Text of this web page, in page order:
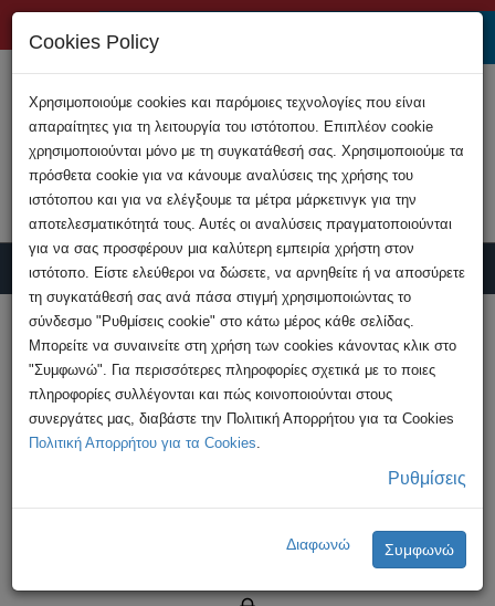
Υποβολή Καταγγελίας
HOME
Ανακοινώσεις
Απάτη για την υποκλοπή λογαριασμών
Instagram
Απάτη για την υποκλοπή
λογαριασμών Instagram
Cookies Policy
Χρησιμοποιούμε cookies και παρόμοιες τεχνολογίες που είναι
απαραίτητες για τη λειτουργία του ιστότοπου. Επιπλέον cookie
χρησιμοποιούνται μόνο με τη συγκατάθεσή σας. Χρησιμοποιούμε τα
πρόσθετα cookie για να κάνουμε αναλύσεις της χρήσης του
ιστότοπου και για να ελέγξουμε τα μέτρα μάρκετινγκ για την
αποτελεσματικότητά τους. Αυτές οι αναλύσεις πραγματοποιούνται
για να σας προσφέρουν μια καλύτερη εμπειρία χρήστη στον
ιστότοπο. Είστε ελεύθεροι να δώσετε, να αρνηθείτε ή να αποσύρετε
τη συγκατάθεσή σας ανά πάσα στιγμή χρησιμοποιώντας το
σύνδεσμο "Ρυθμίσεις cookie" στο κάτω μέρος κάθε σελίδας.
Μπορείτε να συναινείτε στη χρήση των cookies κάνοντας κλικ στο
"Συμφωνώ". Για περισσότερες πληροφορίες σχετικά με το ποιες
πληροφορίες συλλέγονται και πώς κοινοποιούνται στους
συνεργάτες μας, διαβάστε την Πολιτική Απορρήτου για τα Cookies
Πολιτική Απορρήτου για τα Cookies.
Ρυθμίσεις
Διαφωνώ Συμφωνώ